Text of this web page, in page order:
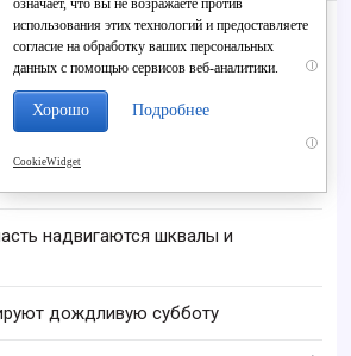
сбили БПЛА
i
секунд, а смеяться вы
i
пляже Крыма: Что люди
не видят...
надвигаются шквалы и
дождливую субботу
использования этих технологий и предоставляете
согласие на обработку ваших персональных
данных с помощью сервисов веб-аналитики.
Хорошо Подробнее
CookieWidget